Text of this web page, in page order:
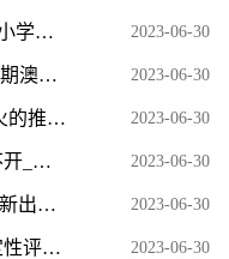
孟祥隽-海淀区羊坊店中心小学-小学组-天天即时看 2023-06-30
天天即时：澳股收涨0.12% 10年期澳债收益率重上4% 2023-06-30
剧情破案推理游戏推荐 最近很火的推理破案游戏盘点 当前速看 2023-06-30
贵州茅台防伪溯源系统怎么打不开_国酒茅台防伪溯源系统-天天快报 2023-06-30
【热闻】6.30实盘操作：2023重新出发，低吸+打板。每天贴单 2023-06-30
投资回收期法是一种常见的确定性评价方法_投资回收期-天天速看料 2023-06-30